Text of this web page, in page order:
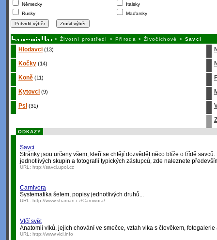
Německy
Rusky
Italsky
Maďarsky
> Životní prostředí > Příroda >Živočichové > Savci
Hlodavci (13)
Kočky (14)
Koně (11)
Kytovci (9)
Psi (31)
ODKAZY
Savci
Stránky jsou určeny všem, kteří se chtějí dozvědět něco blíže o třídě
jednotlivých skupin a fotografií typických zástupců, zde naleznete
URL: http://savci.upol.cz
Carnivora
Systematika šelem, popisy jednotlivých druhů...
URL: http://www.shaman.cz/Carnivora/
Vlčí svět
Anatomii vlků, jejich chování ve smečce, vztah vlka s člověkem,
URL: http://www.vlci.info